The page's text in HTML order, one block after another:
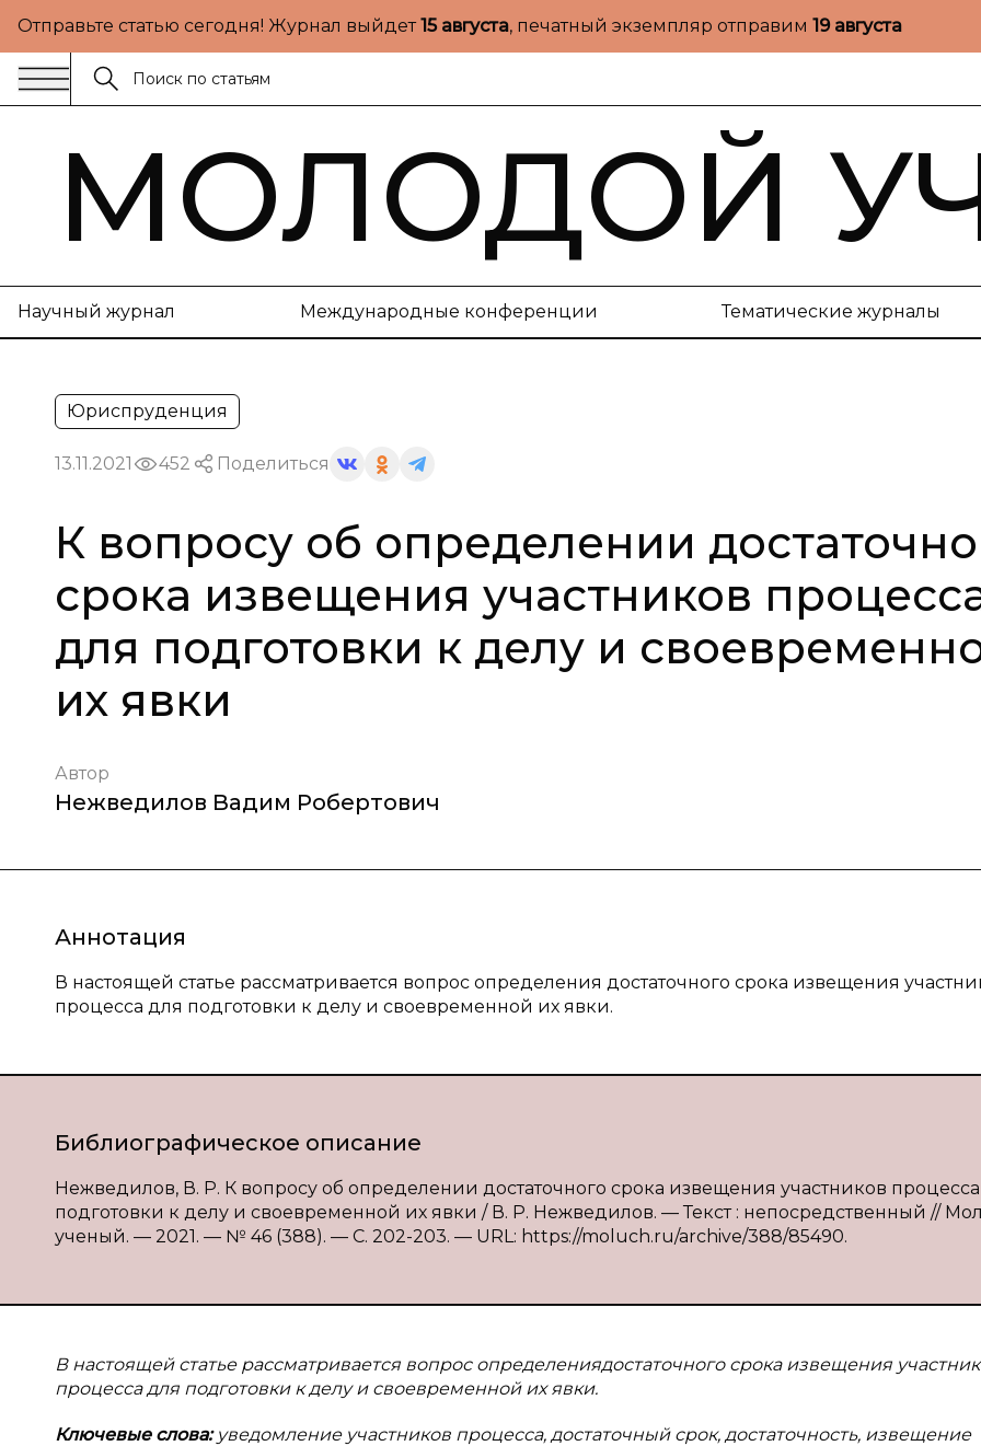
Отправьте статью сегодня! Журнал выйдет15 августа, печатный экземпляр отправим 19 августа
МОЛОДОЙ
Научный журнал Международные конференции Тематические журналы
Юриспруденция
13.11.2021 452 Поделиться
К вопросу об определении
срока извещения участников
для подготовки к делу и
их явки
Автор
Нежведилов Вадим Робертович
Аннотация
В настоящей статье рассматривается вопрос определения достаточного срока извещения
процесса для подготовки к делу и своевременной их явки.
Библиографическое описание
Нежведилов, В. Р. К вопросу об определении достаточного срока извещения участников
подготовки к делу и своевременной их явки / В. Р. Нежведилов. — Текст : непосредственный //
ученый. — 2021. — № 46 (388). — С. 202-203. — URL: https://moluch.ru/archive/388/85490.
В настоящей статье рассматривается вопрос определениядостаточного срока извещения
процесса для подготовки к делу и своевременной их явки.
Ключевые слова: уведомление участников процесса, достаточный срок, достаточность, извещение